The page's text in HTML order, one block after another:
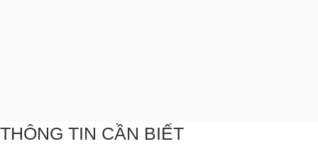
THÔNG TIN CẦN BIẾT